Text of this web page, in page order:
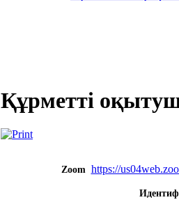
Құрметті
Zoom https://